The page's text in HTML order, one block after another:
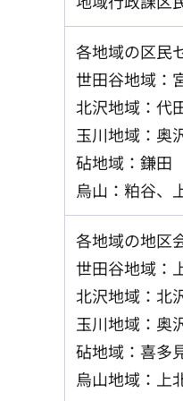
各地域の区民
世田谷地域：
北沢地域：代
玉川地域：奥
砧地域：鎌田
烏山：粕谷、
各地域の地区
世田谷地域：
北沢地域：北
玉川地域：奥
砧地域：喜多
烏山地域：上